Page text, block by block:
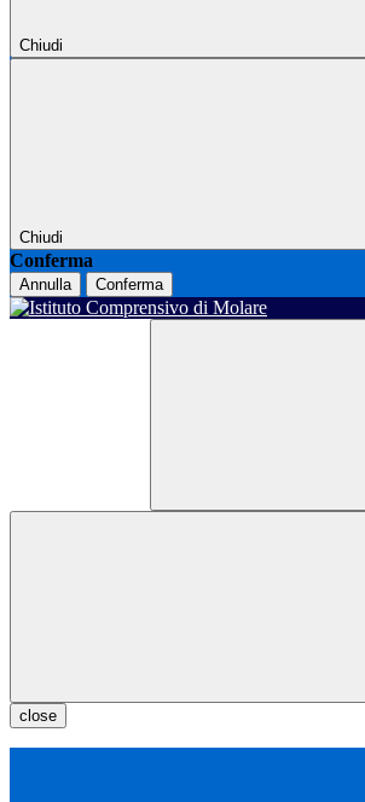
Chiudi
Chiudi
Conferma
Annulla Conferma
close